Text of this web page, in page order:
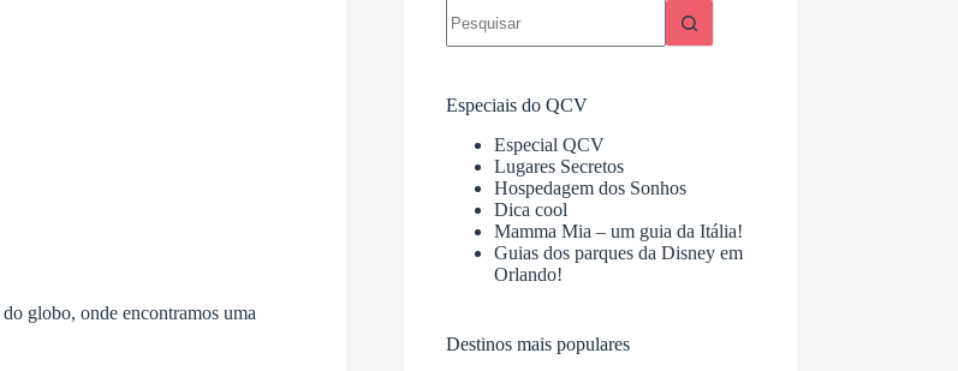
globo, onde encontramos uma
resultados
Especiais do QCV
Especial QCV
Lugares Secretos
Hospedagem dos Sonhos
Dica cool
Mamma Mia – um guia da Itália!
Guias dos parques da Disney em
Orlando!
Destinos mais populares